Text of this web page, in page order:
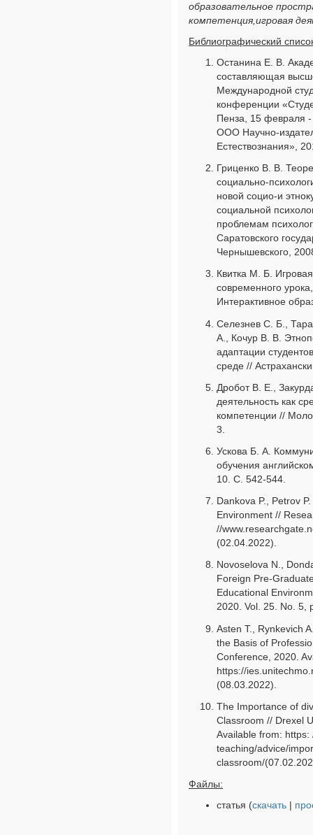
образовательное
компетенция,игровая
Библиографический
Останина Е. В.
составляющая
Международной
конференции
Пенза, 15 февраля -
ООО Научно-
Естествознания»,
Гриценко В. В.
социально-
новой социо-и
cоциальной
проблемам
Саратовского
Чернышевского,
Квитка М. Б.
современного
Интерактивное
Селезнев С. Б.,
А., Кочур В. В.
адаптации
среде //
Дробот В. Е.,
деятельность как
компетенции //
3.
Ускова Б. А.
обучения
10. С. 542-544.
Dankova P., Petrov
Environment //
//
(02.04.2022).
Novoselova N.,
Foreign Pre-
Educational
2020. Vol. 25. No. 5,
Asten T., Rynkevich
the Basis of
Conference, 2020.
https://
(08.03.2022).
The Importance of
Classroom // Drexel
Available from:
teaching/advice/
classroom/
Файлы:
статья (скачать |